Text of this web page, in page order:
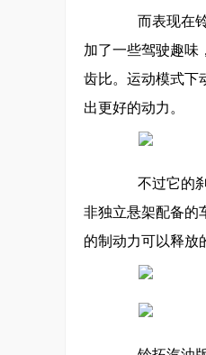
而表现在铃
加了一些驾驶趣味
齿比。运动模式下
出更好的动力。
不过它的刹
非独立悬架配备的
的制动力可以释放